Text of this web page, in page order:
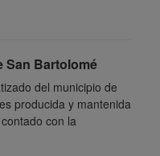
San Bartolomé
del municipio de
producida y mantenida
con la